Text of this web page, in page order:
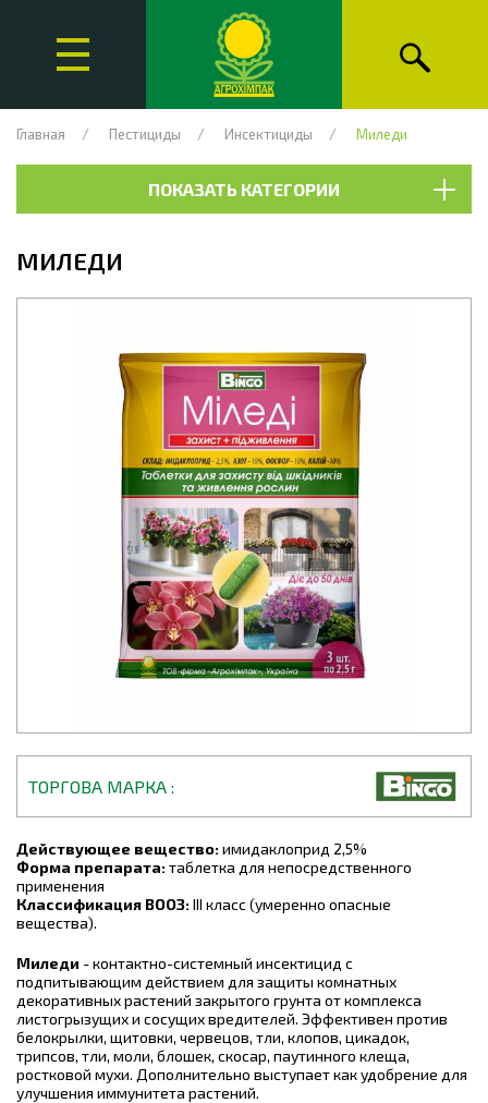
Главная Пестициды Инсектициды Миледи
ПОКАЗАТЬ КАТЕГОРИИ
МИЛЕДИ
ТОРГОВА МАРКА
Действующее вещество:имидаклоприд 2,5%
Форма препарата:таблетка для непосредственного
применения
Классификация ВООЗ:III класс (умеренно опасные
вещества).
Миледи - контактно-системный инсектицид с
подпитывающим действием для защиты комнатных
декоративных растений закрытого грунта от комплекса
листогрызущих и сосущих вредителей. Эффективен против
белокрылки, щитовки, червецов, тли, клопов, цикадок,
трипсов, тли, моли, блошек, скосар, паутинного клеща,
ростковой мухи. Дополнительно выступает как удобрение для
улучшения иммунитета растений.